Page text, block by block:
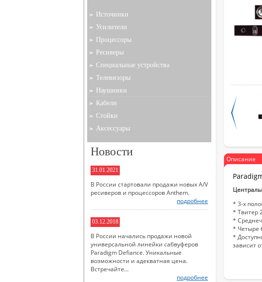
Описание
* 3-х
* Твитер
*
* Четыре
*
зависит
Источники
Усилители
Процессоры
Ресиверы
Специальные устройства
Телевизоры
Наушники
Кабели
Стойки
Аксессуары
Новости
31.01.2021
В России стартовали продажи новых A/V
ресиверов и процессоров Anthem.
подробнее
03.12.2018
В России начались продажи новой
универсальной линейки сабвуферов
Paradigm Defiance. Уникальные
возможности и адекватная цена.
Встречайте...
подробнее